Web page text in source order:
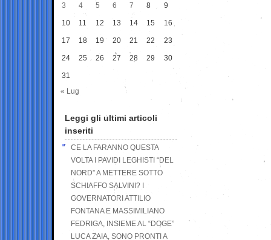
3 4 5 6 7 8 9
10 11 12 13 14 15 16
17 18 19 20 21 22 23
24 25 26 27 28 29 30
31
« Lug
Leggi gli ultimi articoli
inseriti
CE LA FARANNO QUESTA
VOLTA I PAVIDI LEGHISTI “DEL
NORD” A METTERE SOTTO
SCHIAFFO SALVINI? I
GOVERNATORI ATTILIO
FONTANA E MASSIMILIANO
FEDRIGA, INSIEME AL “DOGE”
LUCA ZAIA, SONO PRONTI A